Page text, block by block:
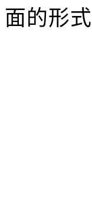
面的形